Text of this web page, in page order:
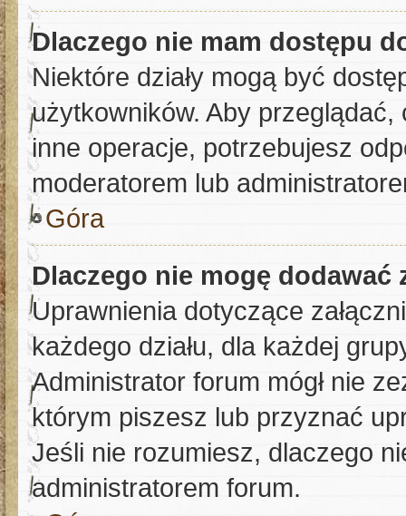
Dlaczego nie mam dostępu
Niektóre działy mogą być
użytkowników. Aby
inne operacje, potrzebujesz
moderatorem lub
Góra
Dlaczego nie mogę dodawać
Uprawnienia dotyczące
każdego działu, dla każdej
Administrator forum mógł nie
którym piszesz lub przyznać
Jeśli nie rozumiesz, dlaczego
administratorem forum.